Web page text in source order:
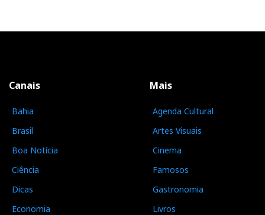
Canais
Bahia
Brasil
Boa Notícia
Ciência
Dicas
Economia
Mais
Agenda Cultural
Artes Visuais
Cinema
Famosos
Gastronomia
Livros